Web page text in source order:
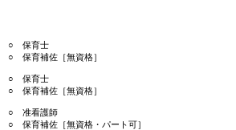
保育士
無資格］
保育士
無資格］
准看護師
資格・パート可］